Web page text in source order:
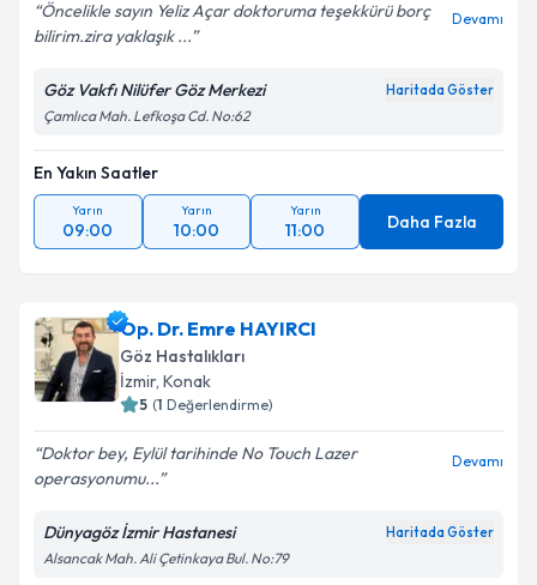
Öncelikle sayın Yeliz Açar doktoruma teşekkürü borç
bilirim.zira yaklaşık ...
Devamı
Göz Vakfı Nilüfer Göz Merkezi Haritada Göster
Çamlıca Mah. Lefkoşa Cd. No:62
En Yakın Saatler
Yarın
09:00
Yarın
10:00
Yarın
11:00 Daha Fazla
Op. Dr. Emre HAYIRCI
Göz Hastalıkları
İzmir, Konak
5 (1 Değerlendirme)
Doktor bey, Eylül tarihinde No Touch Lazer
operasyonumu...
Devamı
Dünyagöz İzmir Hastanesi Haritada Göster
Alsancak Mah. Ali Çetinkaya Bul. No:79